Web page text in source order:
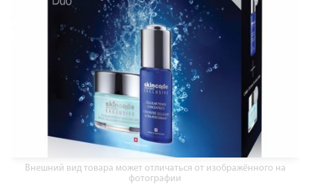
Внешний вид товара может отличаться от изображённого на
фотографии